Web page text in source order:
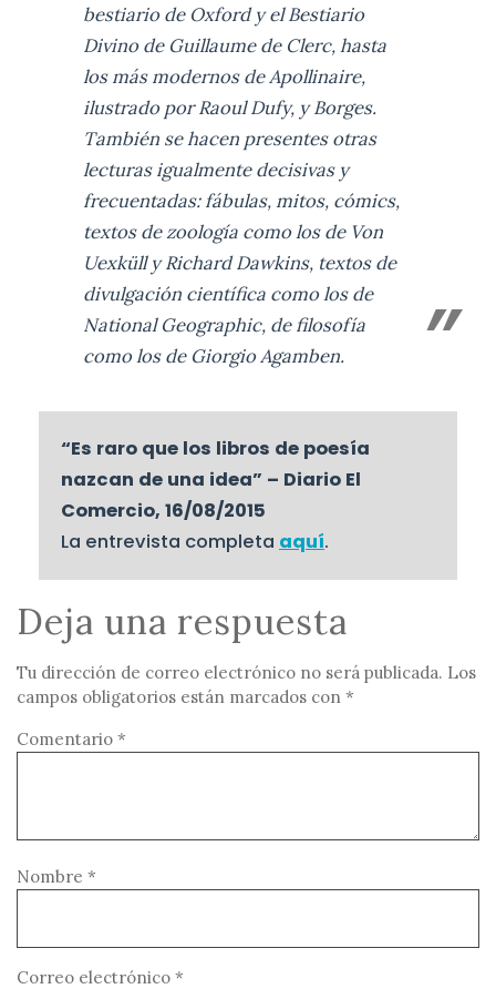
bestiario de Oxford y el Bestiario
Divino de Guillaume de Clerc, hasta
los más modernos de Apollinaire,
ilustrado por Raoul Dufy, y Borges.
También se hacen presentes otras
lecturas igualmente decisivas y
frecuentadas: fábulas, mitos, cómics,
textos de zoología como los de Von
Uexküll y Richard Dawkins, textos de
divulgación científica como los de
National Geographic, de filosofía
como los de Giorgio Agamben.
“Es raro que los libros de poesía
nazcan de una idea” – Diario El
Comercio, 16/08/2015
La entrevista completa aquí.
Deja una respuesta
Tu dirección de correo electrónico no será publicada. Los
campos obligatorios están marcados con *
Comentario *
Nombre *
Correo electrónico *